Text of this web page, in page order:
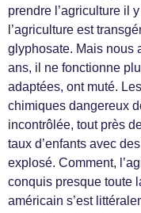
prendre l’agriculture il
l’agriculture est
glyphosate. Mais nous
ans, il ne fonctionne
adaptées, ont muté.
chimiques dangereux
incontrôlée, tout près
taux d’enfants avec
explosé. Comment,
conquis presque toute
américain s’est